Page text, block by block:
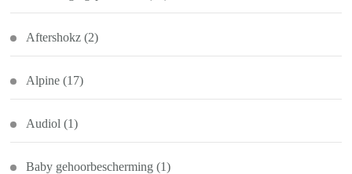
Aftershokz (2)
Alpine (17)
Audiol (1)
Baby gehoorbescherming (1)